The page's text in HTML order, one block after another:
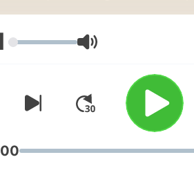
עוצמת שמע